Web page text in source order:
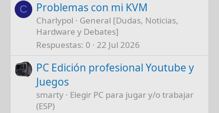
C Problemas con mi KVM
Charlypol
General [Dudas, Noticias,
Hardware y Debates]
Respuestas 0 22 Jul 2026
PC Edición profesional Youtube y
Juegos
smarty
Elegir PC para jugar y/o trabajar
(ESP)